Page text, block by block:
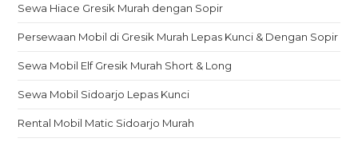
Sewa Hiace Gresik Murah dengan Sopir
Persewaan Mobil di Gresik Murah Lepas Kunci & Dengan Sopir
Sewa Mobil Elf Gresik Murah Short & Long
Sewa Mobil Sidoarjo Lepas Kunci
Rental Mobil Matic Sidoarjo Murah